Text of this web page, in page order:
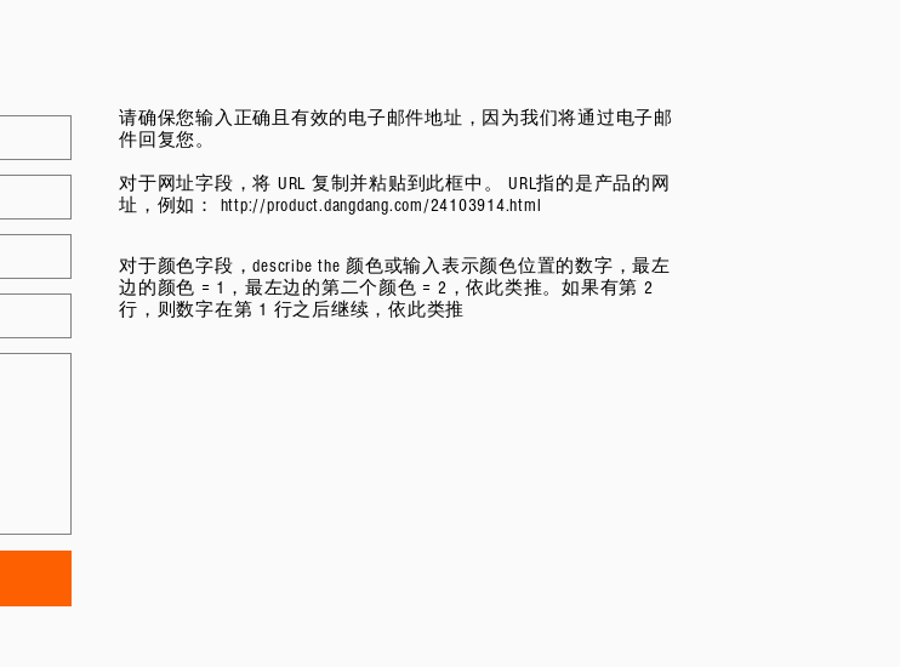
请确保您输入正确且有效的电子邮件地址，因为我们将通过电子邮
件回复您。
对于网址字段，将 URL 复制并粘贴到此框中。 URL指的是产品的网
址，例如： http://product.dangdang.com/24103914.html
对于颜色字段，describe the 颜色或输入表示颜色位置的数字，最左
边的颜色 = 1，最左边的第二个颜色 = 2，依此类推。如果有第 2
行，则数字在第 1 行之后继续，依此类推